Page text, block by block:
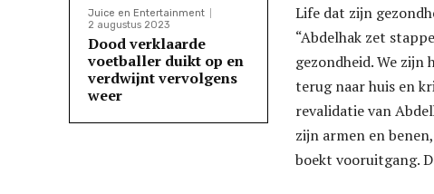
Juice en Entertainment
2 augustus 2023
Dood verklaarde
voetballer duikt op en
verdwijnt vervolgens
weer
Life dat zijn
“Abdelhak zet
gezondheid. We zijn
terug naar huis en
revalidatie van
zijn armen en
boekt vooruitgang.